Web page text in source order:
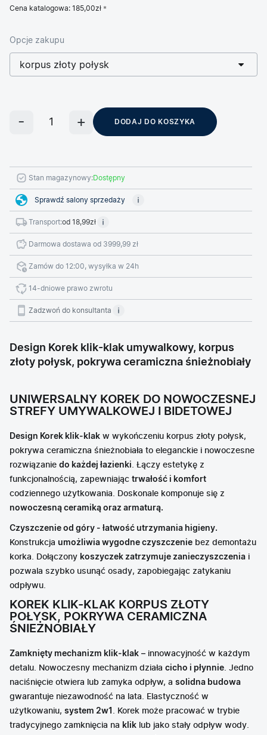
Cena katalogowa: 185,00zł
Opcje zakupu
korpus złoty połysk
DODAJ DO KOSZYKA
Stan magazynowy:Dostępny
Sprawdź salony sprzedaży
Transport:od 18,99zł
Darmowa dostawa od 3999,99 zł
Zamów do 12:00, wysyłka w 24h
14-dniowe prawo zwrotu
Zadzwoń do konsultanta
Design Korek klik-klak umywalkowy, korpus
złoty połysk, pokrywa ceramiczna śnieżnobiały
UNIWERSALNY KOREK DO NOWOCZESNEJ
STREFY UMYWALKOWEJ I BIDETOWEJ
Design Korek klik-klak w wykończeniu korpus złoty połysk,
pokrywa ceramiczna śnieżnobiała to eleganckie i nowoczesne
rozwiązanie do każdej łazienki. Łączy estetykę z
funkcjonalnością, zapewniając trwałość i komfort
codziennego użytkowania. Doskonale komponuje się z
nowoczesną ceramiką oraz armaturą.
Czyszczenie od góry - łatwość utrzymania higieny.
Konstrukcja umożliwia wygodne czyszczenie bez demontażu
korka. Dołączony koszyczek zatrzymuje zanieczyszczenia i
pozwala szybko usunąć osady, zapobiegając zatykaniu
odpływu.
KOREK KLIK-KLAK KORPUS ZŁOTY
POŁYSK, POKRYWA CERAMICZNA
ŚNIEŻNOBIAŁY
Zamknięty mechanizm klik-klak – innowacyjność w każdym
detalu. Nowoczesny mechanizm działa cicho i płynnie. Jedno
naciśnięcie otwiera lub zamyka odpływ, a solidna budowa
gwarantuje niezawodność na lata. Elastyczność w
użytkowaniu, system 2w1 . Korek może pracować w trybie
tradycyjnego zamknięcia na klik lub jako stały odpływ wody.